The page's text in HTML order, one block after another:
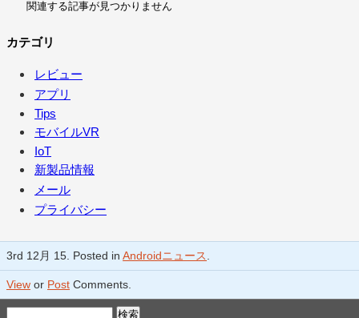
関連する記事が見つかりません
カテゴリ
レビュー
アプリ
Tips
モバイルVR
IoT
新製品情報
メール
プライバシー
3rd 12月 15. Posted in Androidニュース
View or Post Comments.